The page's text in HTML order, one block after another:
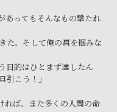
ってもそんなもの撃たれ
た。そして俺の肩を掴みな
目的はひとまず達したん
引こう！」
ば、また多くの人間の命